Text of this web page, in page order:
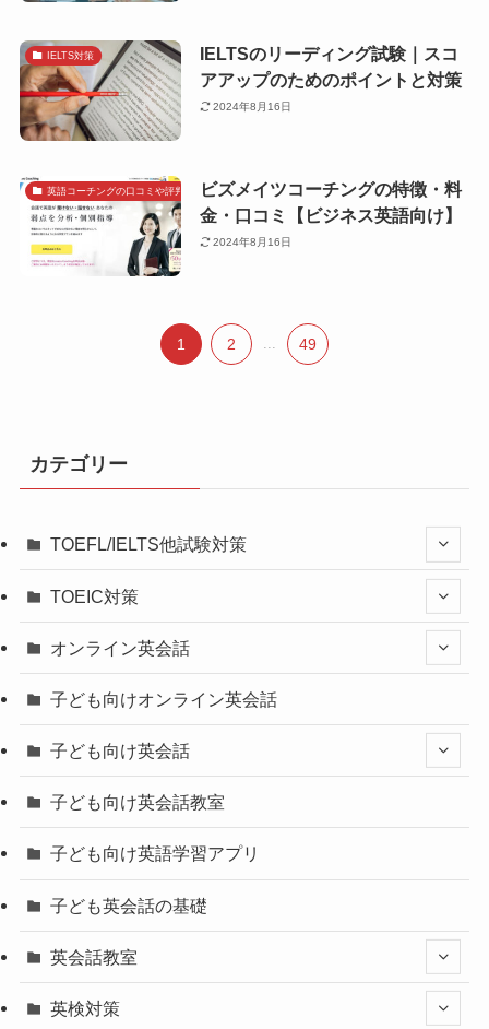
IELTS対策
IELTSのリーディング試験｜スコ
アアップのためのポイントと対策
2024年8月16日
英語コーチングの口コミや評判で探すビズメイツコーチングの特徴・料
金・口コミ【ビジネス英語向け】
2024年8月16日
1 2 49
カテゴリー
TOEFL/IELTS他試験対策
TOEIC対策
オンライン英会話
子ども向けオンライン英会話
子ども向け英会話
子ども向け英会話教室
子ども向け英語学習アプリ
子ども英会話の基礎
英会話教室
英検対策